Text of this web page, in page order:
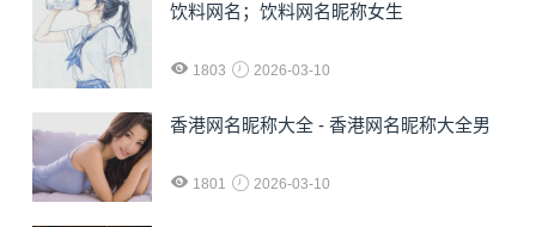
饮料网名；饮料网名昵称女生
1803 2026-03-10
香港网名昵称大全 - 香港网名昵称大全男
1801 2026-03-10